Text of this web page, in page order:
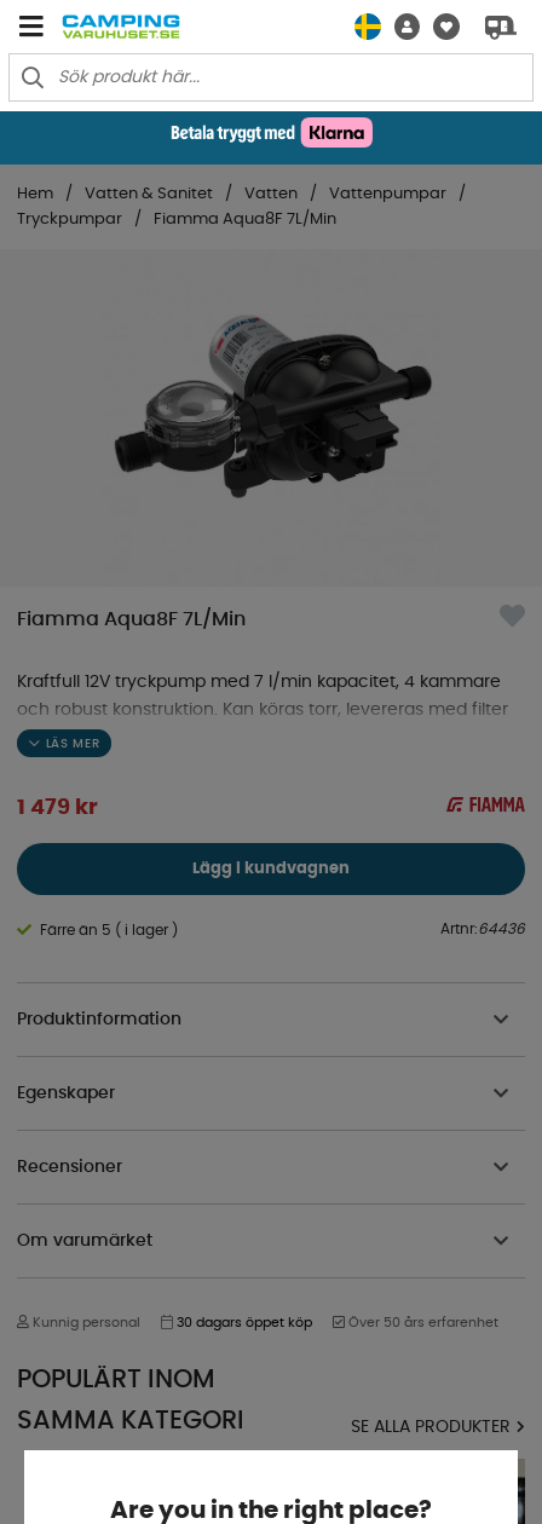
Hem Vatten & Sanitet Vatten
Vattenpumpar
Tryckpumpar
Fiamma Aqua8F 7L/Min
Fiamma Aqua8F 7L/Min
Kraftfull 12V tryckpump med 7 l/min kapacitet, 4 kammare
och robust konstruktion. Kan köras torr, levereras med filter
och ger jämnt flöde.
1 479 kr
Lägg i kundvagnen
Färre än 5 ( i lager ) Artnr:64436
Produktinformation
Egenskaper
Recensioner
Om varumärket
Kunnig personal 30 dagars öppet köp Över 50 års erfarenhet
POPULÄRT INOM
SAMMA KATEGORI
SE ALLA PRODUKTER
Are you in the right place?